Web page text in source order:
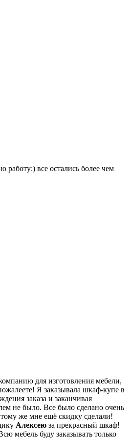
работу:) все остались более чем
для изготовления мебели,
Я заказывала шкаф-купе в
заказа и заканчивая
не было. Все было сделано очень
же мне ещё скидку сделали!
Алексею за прекрасный шкаф!
мебель буду заказывать только